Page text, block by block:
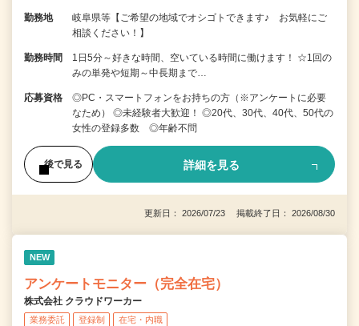
勤務地
岐阜県等【ご希望の地域でオシゴトできます♪ お気軽にご
相談ください！】
勤務時間
1日5分～好きな時間、空いている時間に働けます！ ☆1回の
みの単発や短期～中長期まで…
応募資格
◎PC・スマートフォンをお持ちの方（※アンケートに必要
なため） ◎未経験者大歓迎！ ◎20代、30代、40代、50代の
女性の登録多数 ◎年齢不問
後で見る 詳細を見る
更新日： 2026/07/23 掲載終了日： 2026/08/30
NEW
アンケートモニター（完全在宅）
株式会社 クラウドワーカー
業務委託 登録制 在宅・内職